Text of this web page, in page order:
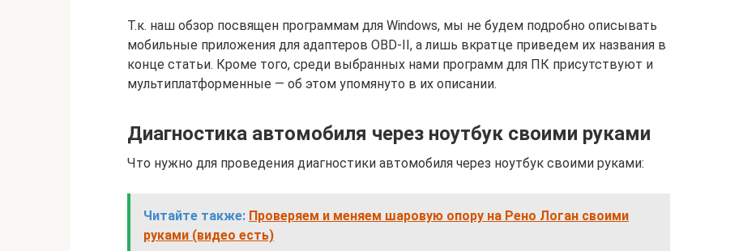
Т.к. наш обзор посвящен программам для Windows, мы не будем подробно описывать
мобильные приложения для адаптеров OBD-II, а лишь вкратце приведем их названия в
конце статьи. Кроме того, среди выбранных нами программ для ПК присутствуют и
мультиплатформенные — об этом упомянуто в их описании.
Диагностика автомобиля через ноутбук своими руками
Что нужно для проведения диагностики автомобиля через ноутбук своими руками:
Читайте также: Проверяем и меняем шаровую опору на Рено Логан своими
руками (видео есть)